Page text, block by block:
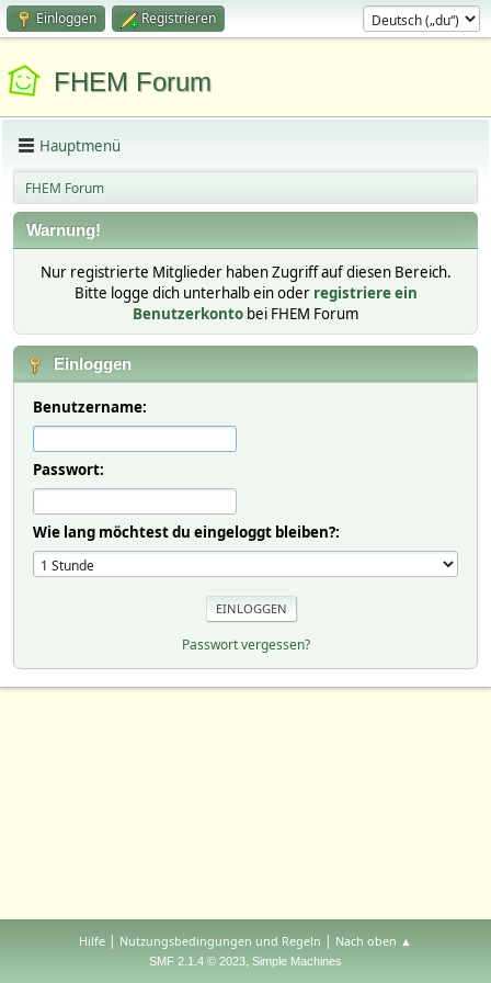
Einloggen Registrieren
FHEM Forum
Hauptmenü
FHEM Forum
Warnung!
Nur registrierte Mitglieder haben Zugriff auf diesen Bereich.
Bitte logge dich unterhalb ein oder registriere ein
Benutzerkonto bei FHEM Forum
Einloggen
Benutzername:
Passwort:
Wie lang möchtest du eingeloggt bleiben?:
Passwort vergessen?
Hilfe | Nutzungsbedingungen und Regeln | Nach oben ▲
SMF 2.1.4 © 2023, Simple Machines